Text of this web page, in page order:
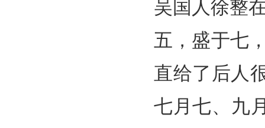
吴国人徐整
五，盛于七
直给了后人
七月七、九